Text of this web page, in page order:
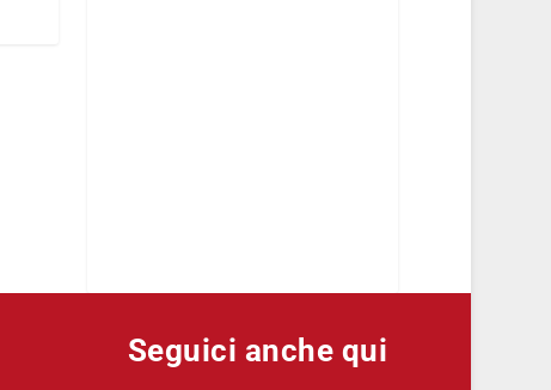
Seguici anche qui